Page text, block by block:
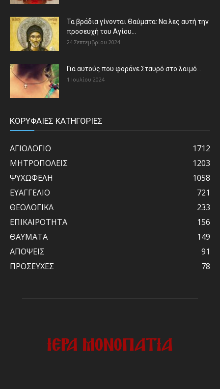
Τα βράδια γίνονται Θαύματα: Να λες αυτή την
προσευχή του Αγίου...
24 Σεπτεμβρίου 2024
Για αυτούς που φοράνε Σταυρό στο λαιμό…
1 Ιουλίου 2024
ΚΟΡΥΦΑΙΕΣ ΚΑΤΗΓΟΡΙΕΣ
ΑΓΙΟΛΟΓΙΟ
1712
ΜΗΤΡΟΠΟΛΕΙΣ
1203
ΨΥΧΩΦΕΛΗ
1058
ΕΥΑΓΓΕΛΙΟ
721
ΘΕΟΛΟΓΙΚΑ
233
ΕΠΙΚΑΙΡΟΤΗΤΑ
156
ΘΑΥΜΑΤΑ
149
ΑΠΟΨΕΙΣ
91
ΠΡΟΣΕΥΧΕΣ
78